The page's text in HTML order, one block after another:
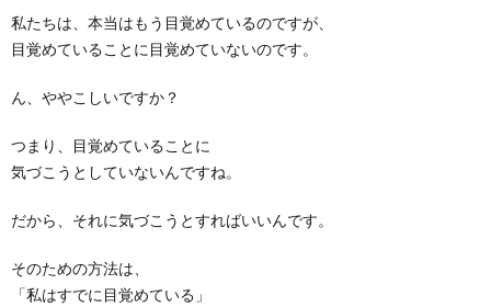
私たちは、本当はもう目覚めているのですが、
目覚めていることに目覚めていないのです。
ん、ややこしいですか？
つまり、目覚めていることに
気づこうとしていないんですね。
だから、それに気づこうとすればいいんです。
そのための方法は、
「私はすでに目覚めている」